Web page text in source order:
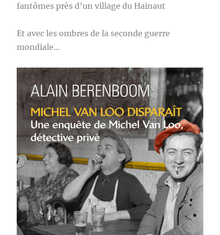
fantômes près d’un village du Hainaut
Et avec les ombres de la seconde guerre
mondiale…